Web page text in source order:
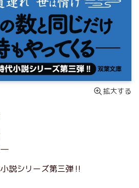
拡大する
―
説シリーズ第三弾‼